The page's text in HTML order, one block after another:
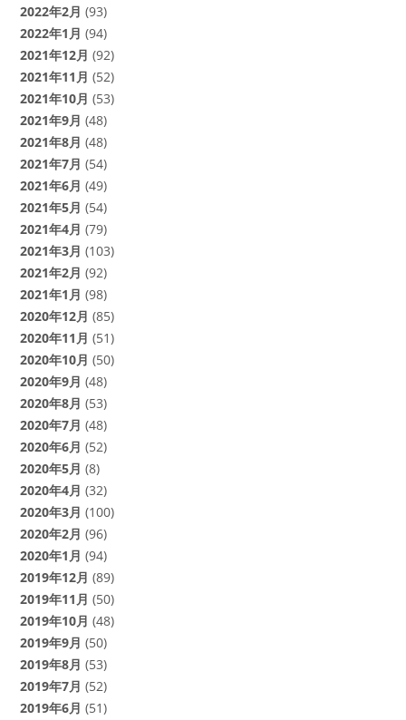
2022年2月 (93)
2022年1月 (94)
2021年12月 (92)
2021年11月 (52)
2021年10月 (53)
2021年9月 (48)
2021年8月 (48)
2021年7月 (54)
2021年6月 (49)
2021年5月 (54)
2021年4月 (79)
2021年3月 (103)
2021年2月 (92)
2021年1月 (98)
2020年12月 (85)
2020年11月 (51)
2020年10月 (50)
2020年9月 (48)
2020年8月 (53)
2020年7月 (48)
2020年6月 (52)
2020年5月 (8)
2020年4月 (32)
2020年3月 (100)
2020年2月 (96)
2020年1月 (94)
2019年12月 (89)
2019年11月 (50)
2019年10月 (48)
2019年9月 (50)
2019年8月 (53)
2019年7月 (52)
2019年6月 (51)